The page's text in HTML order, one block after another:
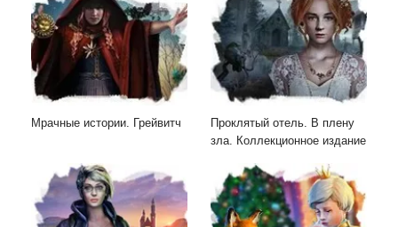
Мрачные истории. Грейвитч
Проклятый отель. В плену
зла. Коллекционное издание